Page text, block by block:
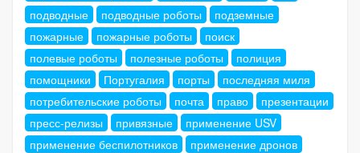
подводные
подводные роботы
подземные
пожарные
пожарные роботы
поиск
полевые роботы
полезные роботы
полиция
помощники
Португалия порты
последняя миля
потребительские роботы
почта право
презентации
пресс-релизы
привязные
применение USV
применение беспилотников
применение дронов